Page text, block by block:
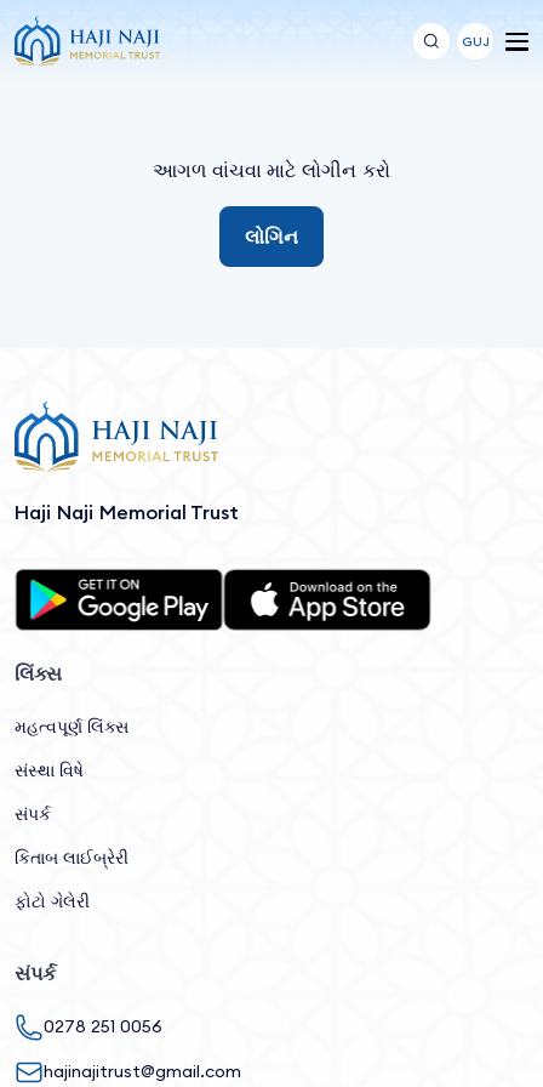
GUJ
આગળ વાંચવા માટે લોગીન કરો
લોગિન
Haji Naji Memorial Trust
લિંક્સ
મહત્વપૂર્ણ લિંક્સ
સંસ્થા વિષે
સંપર્ક
કિતાબ લાઈબ્રેરી
ફોટો ગેલેરી
સંપર્ક
0278 251 0056
hajinajitrust@gmail.com